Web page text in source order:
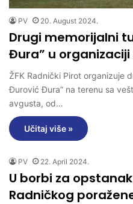
PV 20. August 2024.
Drugi memorijalni
Đura” u organizaciji
ŽFK Radnički Pirot organizuje
Đurović Đura” na terenu sa
avgusta, od…
Učitaj više »
PV 22. April 2024.
U borbi za
Radničkog